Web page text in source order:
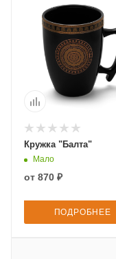
Кружка "Балта"
Мало
от 870 ₽
ПОДРОБНЕЕ